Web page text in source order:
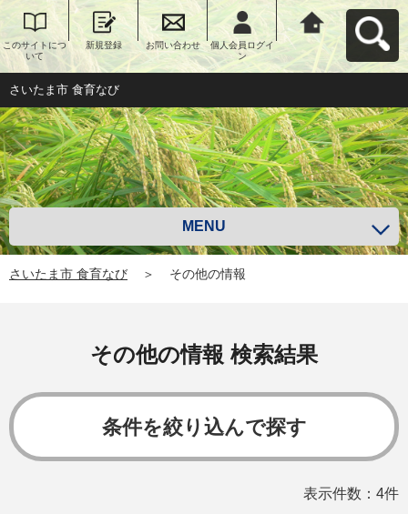
このサイトにつ
いて
新規登録 お問い合わせ
個人会員ログイ
ン
さいたま市 食育
なびへ戻る
さいたま市 食育なび
MENU
さいたま市 食育なび ＞ その他の情報
その他の情報 検索結果
条件を絞り込んで探す
表示件数：4件